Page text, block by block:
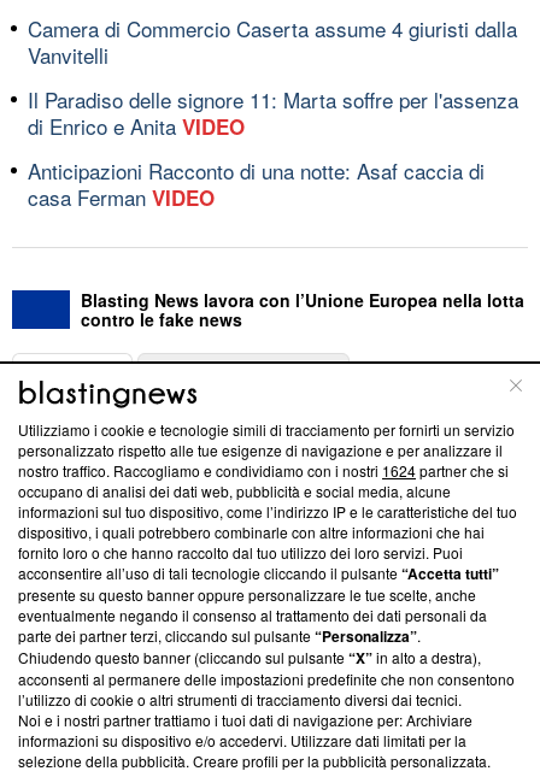
Camera di Commercio Caserta assume 4 giuristi dalla
Vanvitelli
Il Paradiso delle signore 11: Marta soffre per l'assenza
di Enrico e Anita VIDEO
Anticipazioni Racconto di una notte: Asaf caccia di
casa Ferman VIDEO
Blasting News lavora con l’Unione Europea nella lotta
contro le fake news
ABOUT
Questa sezione offre informazioni trasparenti su Blasting
News, sui nostri processi editoriali e su come ci impegniamo a
creare news di qualità. Inoltre, afferma la nostra aderenza a
‘Trust Project - News with Integrity’Blasting News non è
ancora membro del programma, ma ha richiesto di farne
parte; Trust Project non ha ancora effettuato una verifica di
conformità agli standard.
Su di noi
Team editoriale
Corporate
Redazione
Utilizziamo i cookie e tecnologie simili di tracciamento per fornirti un servizio
personalizzato rispetto alle tue esigenze di navigazione e per analizzare il
nostro traffico. Raccogliamo e condividiamo con i nostri 1624partner che si
occupano di analisi dei dati web, pubblicità e social media, alcune
informazioni sul tuo dispositivo, come l’indirizzo IP e le caratteristiche del tuo
dispositivo, i quali potrebbero combinarle con altre informazioni che hai
fornito loro o che hanno raccolto dal tuo utilizzo dei loro servizi. Puoi
acconsentire all’uso di tali tecnologie cliccando il pulsante“Accetta tutti”
presente su questo banner oppure personalizzare le tue scelte, anche
eventualmente negando il consenso al trattamento dei dati personali da
parte dei partner terzi, cliccando sul pulsante“Personalizza”.
Chiudendo questo banner (cliccando sul pulsante“X”in alto a destra),
acconsenti al permanere delle impostazioni predefinite che non consentono
l’utilizzo di cookie o altri strumenti di tracciamento diversi dai tecnici.
Noi e i nostri partner trattiamo i tuoi dati di navigazione per: Archiviare
informazioni su dispositivo e/o accedervi. Utilizzare dati limitati per la
selezione della pubblicità. Creare profili per la pubblicità personalizzata.